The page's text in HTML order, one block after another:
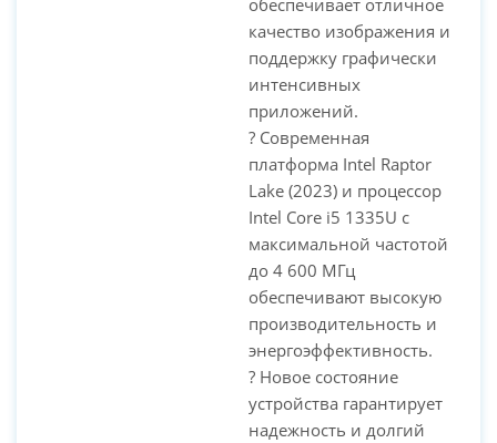
обеспечивает отличное
качество изображения и
поддержку графически
интенсивных
приложений.
? Современная
платформа Intel Raptor
Lake (2023) и процессор
Intel Core i5 1335U с
максимальной частотой
до 4 600 МГц
обеспечивают высокую
производительность и
энергоэффективность.
? Новое состояние
устройства гарантирует
надежность и долгий